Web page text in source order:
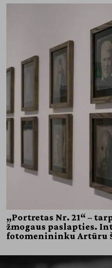
„Portretas Nr. 21“ –
žmogaus paslapties.
fotomenininku Artūru